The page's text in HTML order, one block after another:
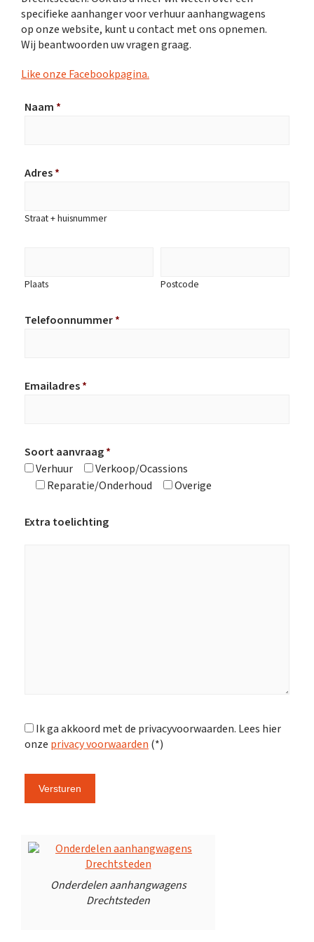
specifieke aanhanger voor verhuur aanhangwagens
op onze website, kunt u contact met ons opnemen.
Wij beantwoorden uw vragen graag.
Like onze Facebookpagina.
Naam *
Adres*
Straat + huisnummer
Plaats Postcode
Telefoonnummer*
Emailadres*
Soort aanvraag*
Verhuur
Verkoop/Ocassions
Reparatie/Onderhoud
Overige
Extra toelichting
Ik ga akkoord met de privacyvoorwaarden. Lees hier
onze privacy voorwaarden (*)
Onderdelen aanhangwagens
Drechtsteden